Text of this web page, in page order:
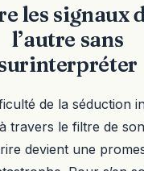
les signaux
l’autre sans
de la séduction
travers le filtre de
devient une